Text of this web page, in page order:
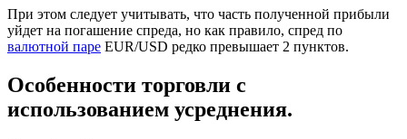
При этом следует учитывать, что часть полученной прибыли
уйдет на погашение спреда, но как правило, спред по
валютной паре EUR/USD редко превышает 2 пунктов.
Особенности торговли с
использованием усреднения.